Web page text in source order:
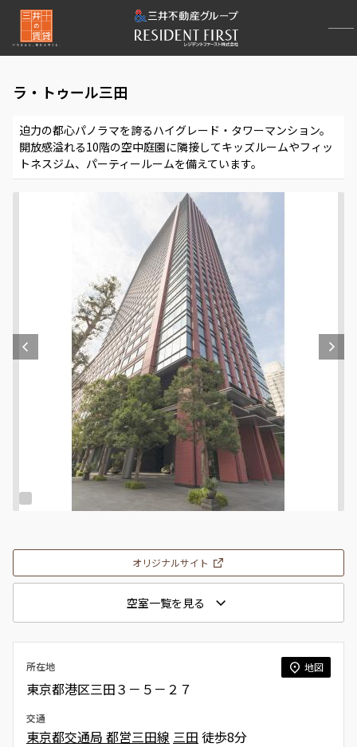
ラ・トゥール三田
迫力の都心パノラマを誇るハイグレード・タワーマンション。
開放感溢れる10階の空中庭園に隣接してキッズルームやフィッ
トネスジム、パーティールームを備えています。
オリジナルサイト
空室一覧を見る
所在地 地図
東京都港区三田３－５－２７
交通
東京都交通局 都営三田線 三田 徒歩8分